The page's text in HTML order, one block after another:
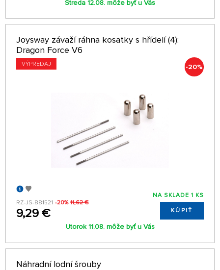
Streda 12.08. môže byť u Vás
Joysway závaží ráhna kosatky s hřídelí (4):
Dragon Force V6
VÝPREDAJ -20%
RZ-JS-881521 -20% 11,62 €
9,29 €
NA SKLADE 1 KS
KÚPIŤ
Utorok 11.08. môže byť u Vás
Náhradní lodní šrouby